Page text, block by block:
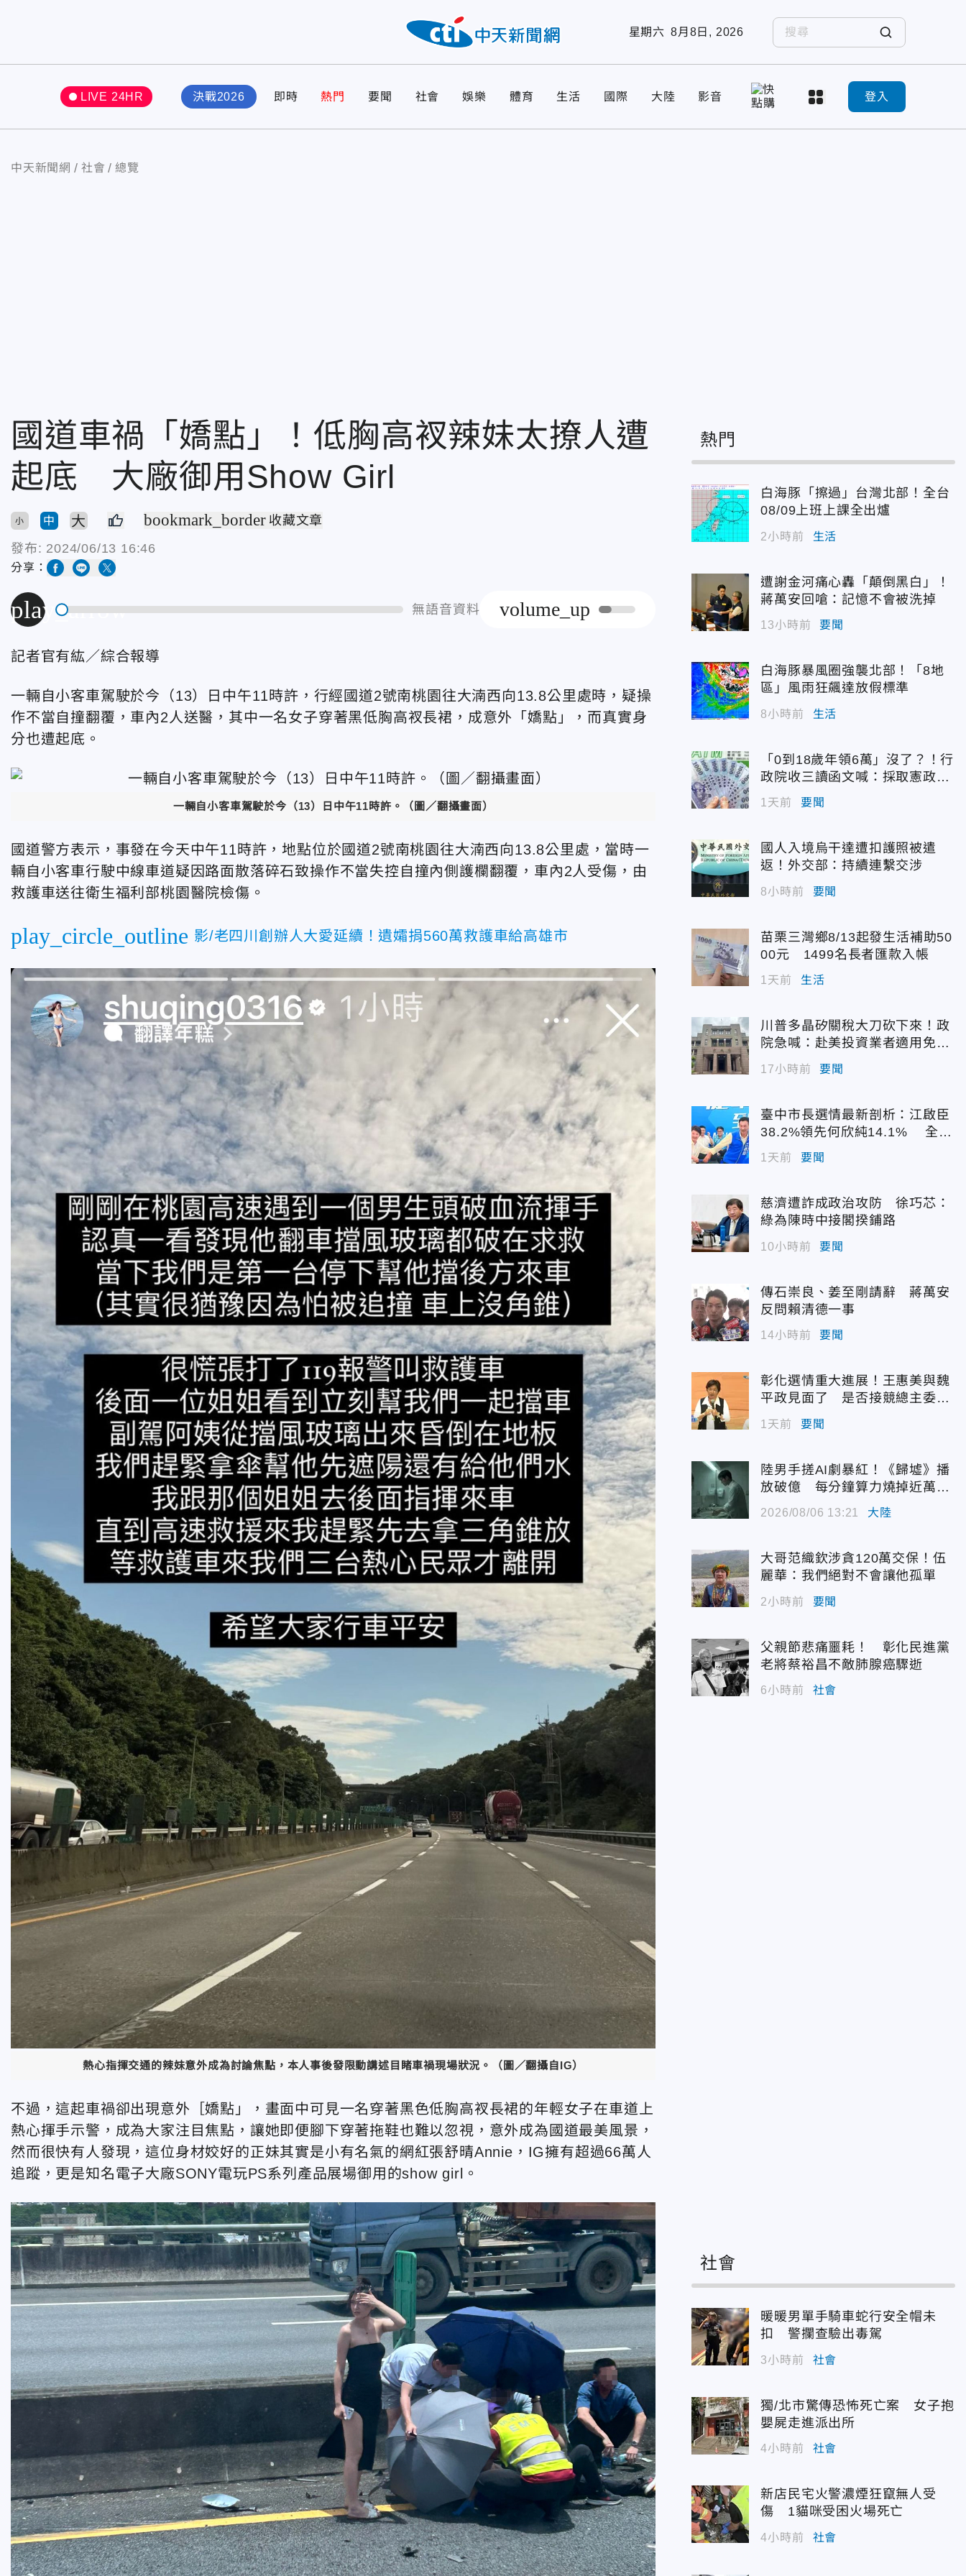
星期六 8月8日, 2026
LIVE 24HR 決戰2026 即時 熱門 要聞 社會 娛樂 體育 生活 國際 大陸 影音 登入
中天新聞網 社會 總覽
國道車禍「嬌點」！低胸高衩辣妹太撩人遭
起底 大廠御用Show Girl
小 中 大 bookmark_border 收藏文章
發布: 2024/06/13 16:46
分享：
play_arrow 無語音資料 volume_up
記者官有紘／綜合報導
一輛自小客車駕駛於今（13）日中午11時許，行經國道2號南桃園往大湳西向13.8公里處時，疑操
作不當自撞翻覆，車內2人送醫，其中一名女子穿著黑低胸高衩長裙，成意外「嬌點」，而真實身
分也遭起底。
一輛自小客車駕駛於今（13）日中午11時許。（圖／翻攝畫面）
國道警方表示，事發在今天中午11時許，地點位於國道2號南桃園往大湳西向13.8公里處，當時一
輛自小客車行駛中線車道疑因路面散落碎石致操作不當失控自撞內側護欄翻覆，車內2人受傷，由
救護車送往衛生福利部桃園醫院檢傷。
play_circle_outline 影/老四川創辦人大愛延續！遺孀捐560萬救護車給高雄市
熱心指揮交通的辣妹意外成為討論焦點，本人事後發限動講述目睹車禍現場狀況。（圖／翻攝自IG）
不過，這起車禍卻出現意外［嬌點」，畫面中可見一名穿著黑色低胸高衩長裙的年輕女子在車道上
熱心揮手示警，成為大家注目焦點，讓她即便腳下穿著拖鞋也難以忽視，意外成為國道最美風景，
然而很快有人發現，這位身材姣好的正妹其實是小有名氣的網紅張舒晴Annie，IG擁有超過66萬人
追蹤，更是知名電子大廠SONY電玩PS系列產品展場御用的show girl。
熱門
白海豚「擦過」台灣北部！全台
08/09上班上課全出爐
2小時前 生活
遭謝金河痛心轟「顛倒黑白」！
蔣萬安回嗆：記憶不會被洗掉
13小時前 要聞
白海豚暴風圈強襲北部！「8地
區」風雨狂飆達放假標準
8小時前 生活
「0到18歲年領6萬」沒了？！行
政院收三讀函文喊：採取憲政作
1天前 要聞
國人入境烏干達遭扣護照被遣
返！外交部：持續連繫交涉
8小時前 要聞
苗栗三灣鄉8/13起發生活補助50
00元 1499名長者匯款入帳
1天前 生活
川普多晶矽關稅大刀砍下來！政
院急喊：赴美投資業者適用免稅
配額
17小時前 要聞
臺中市長選情最新剖析：江啟臣
38.2%領先何欣純14.1% 全世
代支持度全面居首
1天前 要聞
慈濟遭詐成政治攻防 徐巧芯：
綠為陳時中接閣揆鋪路
10小時前 要聞
傳石崇良、姜至剛請辭 蔣萬安
反問賴清德一事
14小時前 要聞
彰化選情重大進展！王惠美與魏
平政見面了 是否接競總主委態
度曝光
1天前 要聞
陸男手搓AI劇暴紅！《歸墟》播
放破億 每分鐘算力燒掉近萬台
2026/08/06 13:21 大陸
大哥范織欽涉貪120萬交保！伍
麗華：我們絕對不會讓他孤單
2小時前 要聞
父親節悲痛噩耗！ 彰化民進黨
老將蔡裕昌不敵肺腺癌驟逝
6小時前 社會
社會
暖暖男單手騎車蛇行安全帽未
扣 警攔查驗出毒駕
3小時前 社會
獨/北市驚傳恐怖死亡案 女子抱
嬰屍走進派出所
4小時前 社會
新店民宅火警濃煙狂竄無人受
傷 1貓咪受困火場死亡
4小時前 社會